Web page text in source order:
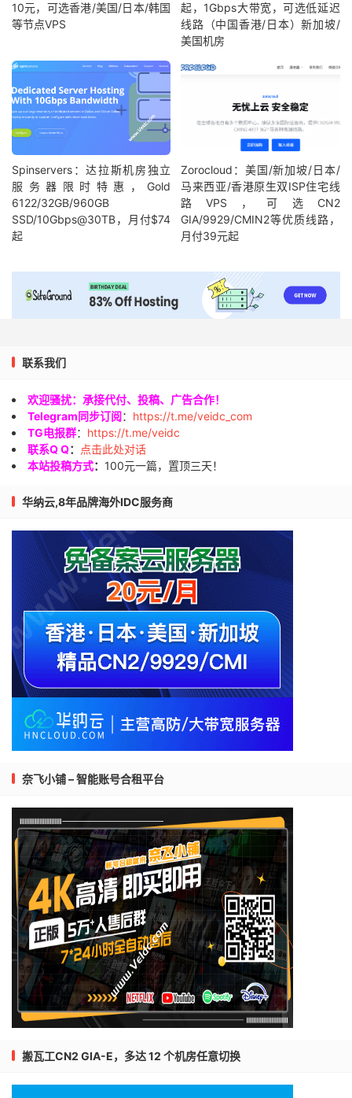
10元，可选香港/美国/日本/韩国
等节点VPS
起，1Gbps大带宽，可选低延迟
线路（中国香港/日本）新加坡/
美国机房
Spinservers：达拉斯机房独立
服务器限时特惠，Gold
6122/32GB/960GB
SSD/10Gbps@30TB，月付$74
起
Zorocloud：美国/新加坡/日本/
马来西亚/香港原生双ISP住宅线
路VPS，可选CN2
GIA/9929/CMIN2等优质线路，
月付39元起
联系我们
欢迎骚扰：承接代付、投稿、广告合作！
Telegram同步订阅： https://t.me/veidc_com
TG电报群： https://t.me/veidc
联系Q Q：
点击此处对话
本站投稿方式： 100元一篇，置顶三天！
华纳云,8年品牌海外IDC服务商
奈飞小铺 – 智能账号合租平台
搬瓦工CN2 GIA-E，多达 12 个机房任意切换